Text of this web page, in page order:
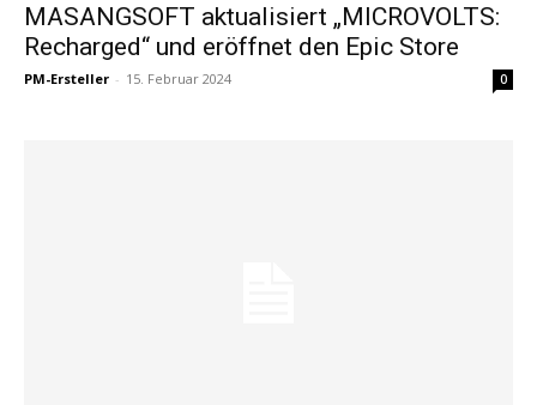
MASANGSOFT aktualisiert „MICROVOLTS:
Recharged“ und eröffnet den Epic Store
PM-Ersteller - 15. Februar 2024 0